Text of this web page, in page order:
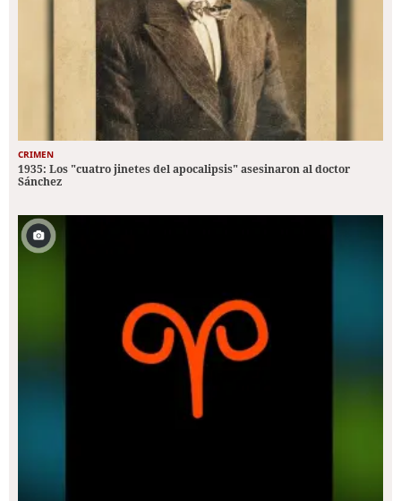
CRIMEN
1935: Los "cuatro jinetes del apocalipsis" asesinaron al doctor
Sánchez